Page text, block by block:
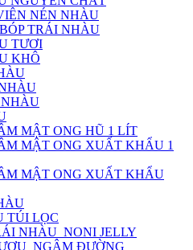
NÉN NHÀU
TRÁI NHÀU
TƯƠI
KHÔ
MẬT ONG HŨ 1 LÍT
MẬT ONG XUẤT KHẨU 1
MẬT ONG XUẤT KHẨU
TÚI LỌC
NHÀU_NONI JELLY
ĐƯỜNG